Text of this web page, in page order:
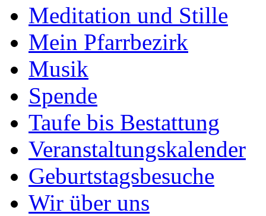
Meditation und Stille
Mein Pfarrbezirk
Musik
Spende
Taufe bis Bestattung
Veranstaltungskalender
Geburtstagsbesuche
Wir über uns